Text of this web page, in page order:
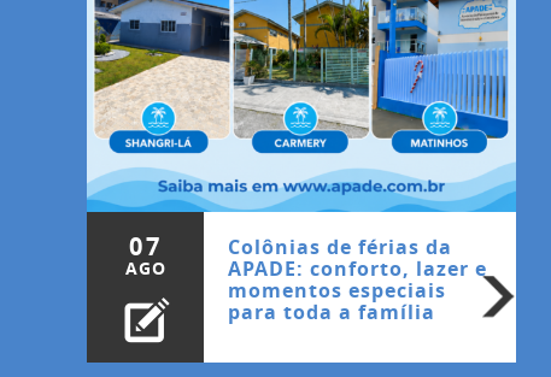
07
AGO
Colônias de férias da
APADE: conforto, lazer e
momentos especiais
para toda a família